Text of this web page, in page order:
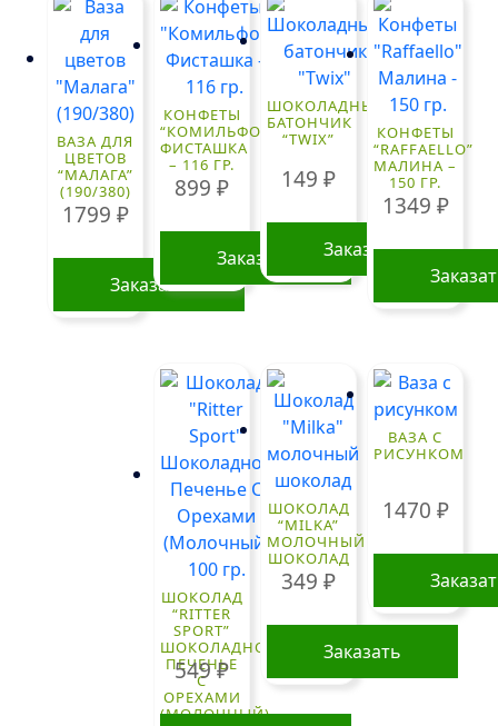
ВАЗА ДЛЯ
ЦВЕТОВ
“МАЛАГА”
(190/380)
1799 ₽
Заказать
КОНФЕТЫ
“КОМИЛЬФО”
ФИСТАШКА
– 116 ГР.
899₽
Заказать
ШОКОЛАДНЫЙ
БАТОНЧИК
“TWIX”
149₽
Заказать
КОНФЕТЫ
“RAFFAELLO”
МАЛИНА –
150 ГР.
1349 ₽
ШОКОЛАД
“RITTER
SPORT”
ШОКОЛАДНОЕ
ПЕЧЕНЬЕ
С
ОРЕХАМИ
(МОЛОЧНЫЙ)
549₽
ШОКОЛАД
“MILKA”
МОЛОЧНЫЙ
ШОКОЛАД
349₽
Заказать
ВАЗА С
РИСУНКОМ
1470 ₽